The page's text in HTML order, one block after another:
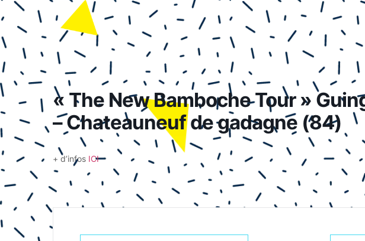
« The New Bamboche Tour »
– Chateauneuf de gadagne (84)
+ d’infos ICI